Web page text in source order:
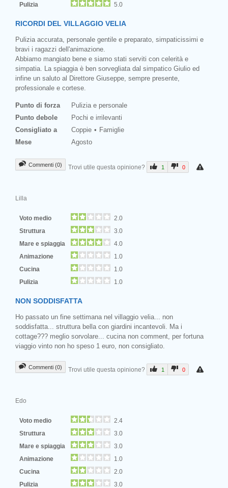
Pulizia 5.0
RICORDI DEL VILLAGGIO VELIA
Pulizia accurata, personale gentile e preparato, simpaticissimi e
bravi i ragazzi dell'animazione.
Abbiamo mangiato bene e siamo stati serviti con celerità e
simpatia. La spiaggia è ben sorvegliata dal simpatico Giulio ed
infine un saluto al Direttore Giuseppe, sempre presente,
professionale e cortese.
Punto di forza
Pulizia e personale
Punto debole
Pochi e irrilevanti
Consigliato a
Coppie
Famiglie
Mese
Agosto
Commenti (0) Trovi utile questa opinione? 1 0
Lilla
Voto medio
2.0
Struttura
3.0
Mare e spiaggia
4.0
Animazione
1.0
Cucina
1.0
Pulizia
1.0
NON SODDISFATTA
Ho passato un fine settimana nel villaggio velia... non
soddisfatta... struttura bella con giardini incantevoli. Ma i
cottage??? meglio sorvolare... cucina non comment, per fortuna
viaggio vinto non ho speso 1 euro, non consigliato.
Commenti (0) Trovi utile questa opinione? 1 0
Edo
Voto medio
2.4
Struttura
3.0
Mare e spiaggia
3.0
Animazione
1.0
Cucina
2.0
Pulizia
3.0